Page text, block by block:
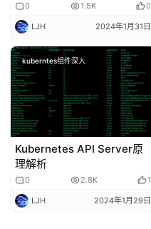
C
I
/
C
D
公
有
云
企
0 1.5K 0
LJH 2024年1月31日
kuberntes组件深入
Kubernetes API Server原
理解析
0 2.8K 1
LJH 2024年1月29日